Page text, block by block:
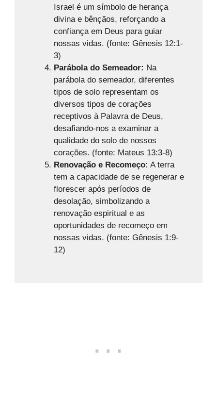
Israel é um símbolo de herança
divina e bênçãos, reforçando a
confiança em Deus para guiar
nossas vidas. (fonte: Gênesis 12:1-
3)
Parábola do Semeador: Na
parábola do semeador, diferentes
tipos de solo representam os
diversos tipos de corações
receptivos à Palavra de Deus,
desafiando-nos a examinar a
qualidade do solo de nossos
corações. (fonte: Mateus 13:3-8)
Renovação e Recomeço: A terra
tem a capacidade de se regenerar e
florescer após períodos de
desolação, simbolizando a
renovação espiritual e as
oportunidades de recomeço em
nossas vidas. (fonte: Gênesis 1:9-
12)